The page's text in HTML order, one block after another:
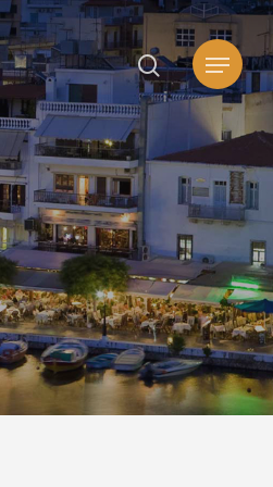
search
Μενού